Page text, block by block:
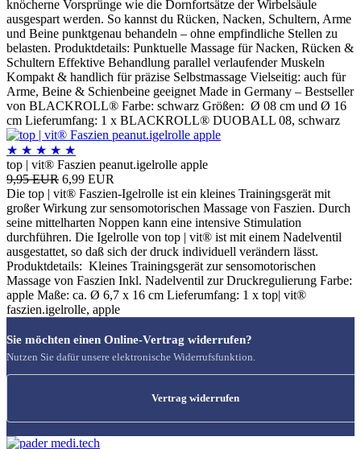
knöcherne Vorsprünge wie die Dornfortsätze der Wirbelsäule
ausgespart werden. So kannst du Rücken, Nacken, Schultern, Arme
und Beine punktgenau behandeln – ohne empfindliche Stellen zu
belasten. Produktdetails: Punktuelle Massage für Nacken, Rücken &
Schultern Effektive Behandlung parallel verlaufender Muskeln
Kompakt & handlich für präzise Selbstmassage Vielseitig: auch für
Arme, Beine & Schienbeine geeignet Made in Germany – Bestseller
von BLACKROLL® Farbe: schwarz Größen: Ø 08 cm und Ø 16
cm Lieferumfang: 1 x BLACKROLL® DUOBALL 08, schwarz
★ ★ ★ ★ ★
top | vit® Faszien peanut.igelrolle apple
9,95 EUR 6,99 EUR
Die top | vit® Faszien-Igelrolle ist ein kleines Trainingsgerät mit
großer Wirkung zur sensomotorischen Massage von Faszien. Durch
seine mittelharten Noppen kann eine intensive Stimulation
durchführen. Die Igelrolle von top | vit® ist mit einem Nadelventil
ausgestattet, so daß sich der druck individuell verändern lässt.
Produktdetails: Kleines Trainingsgerät zur sensomotorischen
Massage von Faszien Inkl. Nadelventil zur Druckregulierung Farbe:
apple Maße: ca. Ø 6,7 x 16 cm Lieferumfang: 1 x top| vit®
faszien.igelrolle, apple
Sie möchten einen Online-Vertrag widerrufen?
Nutzen Sie dafür unsere elektronische Widerrufsfunktion.
Vertrag widerrufen